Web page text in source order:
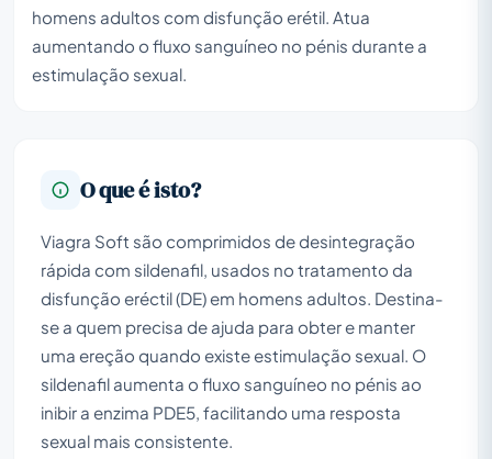
homens adultos com disfunção erétil. Atua
aumentando o fluxo sanguíneo no pénis durante a
estimulação sexual.
O que é isto?
Viagra Soft são comprimidos de desintegração
rápida com sildenafil, usados no tratamento da
disfunção eréctil (DE) em homens adultos. Destina-
se a quem precisa de ajuda para obter e manter
uma ereção quando existe estimulação sexual. O
sildenafil aumenta o fluxo sanguíneo no pénis ao
inibir a enzima PDE5, facilitando uma resposta
sexual mais consistente.